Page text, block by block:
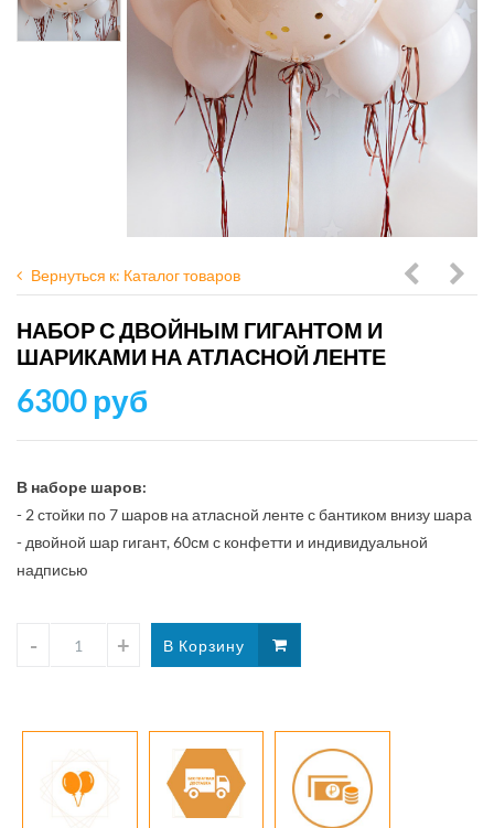
Вернуться к: Каталог товаров
звездой
НАБОР С ДВОЙНЫМ ГИГАНТОМ И
ШАРИКАМИ НА АТЛАСНОЙ ЛЕНТЕ
6300 руб
В наборе шаров:
- 2 стойки по 7 шаров на атласной ленте с бантиком внизу шара
- двойной шар гигант, 60см с конфетти и индивидуальной
надписью